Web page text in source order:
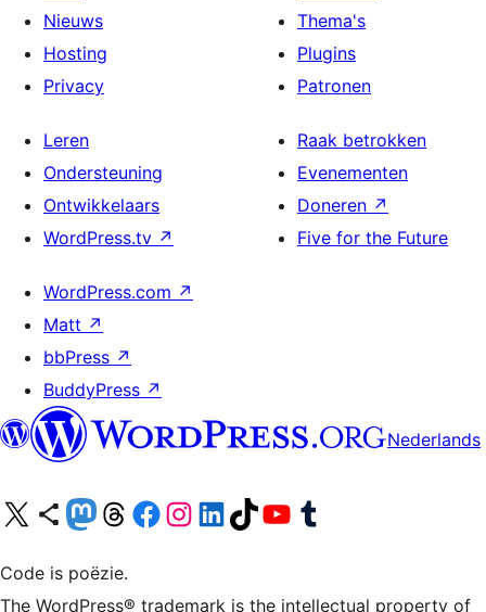
Nieuws
Hosting
Privacy
Thema's
Plugins
Patronen
Leren
Ondersteuning
Ontwikkelaars
WordPress.tv ↗
Raak betrokken
Evenementen
Doneren ↗
Five for the Future
WordPress.com ↗
Matt ↗
bbPress ↗
BuddyPress ↗
Nederlands
Bezoek ons X (voorheen Twitter) account
Bezoek ons Bluesky account
Bezoek ons Mastodon account
Bezoek ons Threads account
Onze Facebook pagina bezoeken
Bezoek ons Instagram account
Bezoek ons LinkedIn account
Bezoek ons TikTok account
Bezoek ons YouTube kanaalBezoek ons Tumblr account
Code is poëzie.
The WordPress® trademark is the intellectual property of